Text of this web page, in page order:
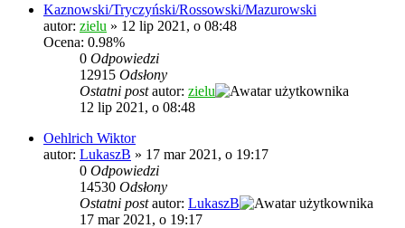
Kaznowski/Tryczyński/Rossowski/Mazurowski
autor: zielu » 12 lip 2021, o 08:48
Ocena: 0.98%
0 Odpowiedzi
12915 Odsłony
Ostatni postautor: zielu
12 lip 2021, o 08:48
Oehlrich Wiktor
autor: LukaszB » 17 mar 2021, o 19:17
0 Odpowiedzi
14530 Odsłony
Ostatni postautor: LukaszB
17 mar 2021, o 19:17